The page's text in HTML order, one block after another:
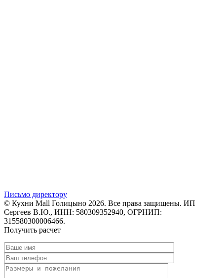
Письмо директору
© Кухни Mall Голицыно 2026. Все права защищены. ИП
Сергеев В.Ю., ИНН: 580309352940, ОГРНИП:
315580300006466.
Получить расчет